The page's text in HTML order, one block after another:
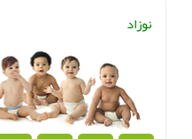
نوزاد